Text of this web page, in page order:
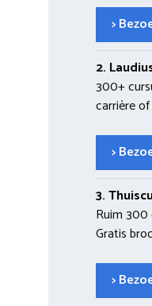
>
2.
300+
carrière
>
3.
Ruim 300
Gratis
>